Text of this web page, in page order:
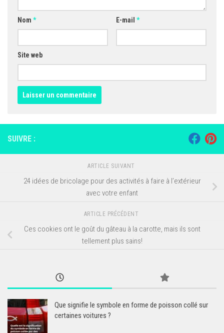
Nom * E-mail *
Site web
SUIVRE :
ARTICLE SUIVANT
24 idées de bricolage pour des activités à faire à l’extérieur
avec votre enfant
ARTICLE PRÉCÉDENT
Ces cookies ont le goût du gâteau à la carotte, mais ils sont
tellement plus sains!
Que signifie le symbole en forme de poisson collé sur
certaines voitures ?